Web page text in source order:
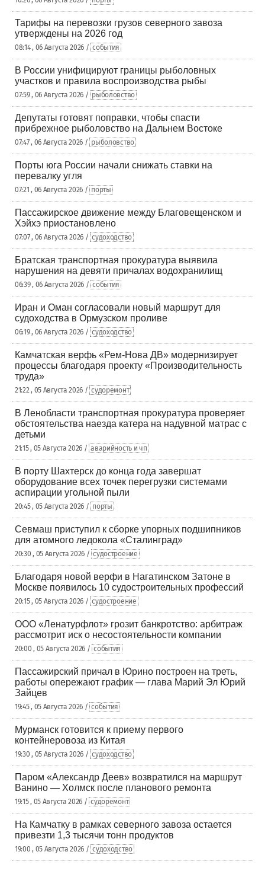
Тарифы на перевозки грузов северного завоза
утверждены на 2026 год
08:14 , 06 Августа 2026 / события
В России унифицируют границы рыболовных
участков и правила воспроизводства рыбы
07:59 , 06 Августа 2026 / рыболовство
Депутаты готовят поправки, чтобы спасти
прибрежное рыболовство на Дальнем Востоке
07:47 , 06 Августа 2026 / рыболовство
Порты юга России начали снижать ставки на
перевалку угля
07:21 , 06 Августа 2026 / порты
Пассажирское движение между Благовещенском и
Хэйхэ приостановлено
07:07 , 06 Августа 2026 / судоходство
Братская транспортная прокуратура выявила
нарушения на девяти причалах водохранилищ
06:39 , 06 Августа 2026 / события
Иран и Оман согласовали новый маршрут для
судоходства в Ормузском проливе
06:19 , 06 Августа 2026 / судоходство
Камчатская верфь «Рем-Нова ДВ» модернизирует
процессы благодаря проекту «Производительность
труда»
21:22 , 05 Августа 2026 / судоремонт
В Ленобласти транспортная прокуратура проверяет
обстоятельства наезда катера на надувной матрас с
детьми
21:15 , 05 Августа 2026 / аварийность и чп
В порту Шахтерск до конца года завершат
оборудование всех точек перегрузки системами
аспирации угольной пыли
20:45 , 05 Августа 2026 / порты
Севмаш приступил к сборке упорных подшипников
для атомного ледокола «Сталинград»
20:30 , 05 Августа 2026 / судостроение
Благодаря новой верфи в Нагатинском Затоне в
Москве появилось 10 судостроительных профессий
20:15 , 05 Августа 2026 / судостроение
ООО «Ленатурфлот» грозит банкротство: арбитраж
рассмотрит иск о несостоятельности компании
20:00 , 05 Августа 2026 / события
Пассажирский причал в Юрино построен на треть,
работы опережают график — глава Марий Эл Юрий
Зайцев
19:45 , 05 Августа 2026 / события
Мурманск готовится к приему первого
контейнеровоза из Китая
19:30 , 05 Августа 2026 / судоходство
Паром «Александр Деев» возвратился на маршрут
Ванино — Холмск после планового ремонта
19:15 , 05 Августа 2026 / судоремонт
На Камчатку в рамках северного завоза остается
привезти 1,3 тысячи тонн продуктов
19:00 , 05 Августа 2026 / судоходство